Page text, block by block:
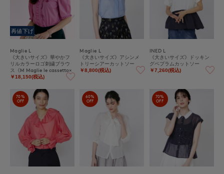
再値下げ
Maglie L
《大きいサイズ》華やかフ
リルカラーロゴ刺繍ブラウ
ス《M Maglie le cassetto×
冨張愛》
￥18,150(税込)
Maglie L
《大きいサイズ》アシンメ
トリーシアーカットソー
￥8,800(税込)
INED L
《大きいサイズ》ドッキン
グペプラムカットソー
￥7,260(税込)
70%
OFF
60%
OFF
70%
OFF